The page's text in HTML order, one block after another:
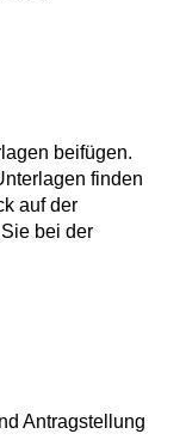
beifügen.
finden
auf der
bei der
Antragstellung